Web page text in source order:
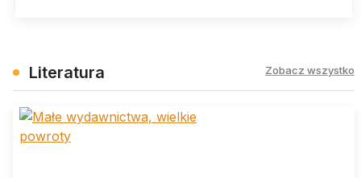
Literatura Zobacz wszystko